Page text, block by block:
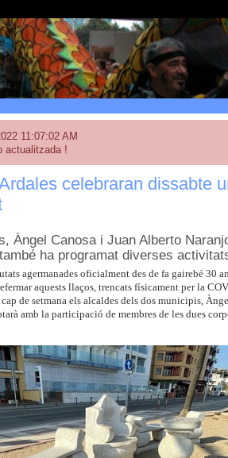
11:07:02 AM
actualitzada !
celebraran dissabte
Àngel Canosa i Juan Alberto
ha programat diverses
agermanades oficialment des de fa gairebé 30
aquests llaços, trencats físicament per la
de setmana els alcaldes dels dos municipis,
amb la participació de membres de les dues